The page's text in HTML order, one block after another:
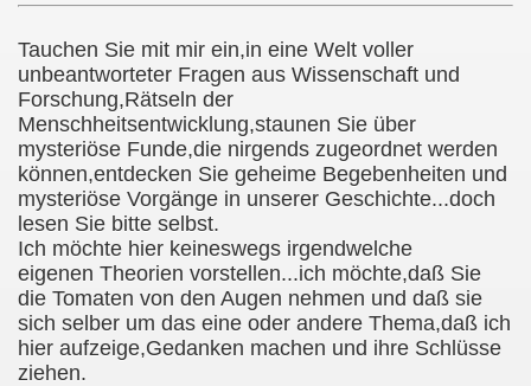
Tauchen Sie mit mir ein,in eine Welt voller
unbeantworteter Fragen aus Wissenschaft und
Forschung,Rätseln der
Menschheitsentwicklung,staunen Sie über
mysteriöse Funde,die nirgends zugeordnet werden
können,entdecken Sie geheime Begebenheiten und
mysteriöse Vorgänge in unserer Geschichte...doch
lesen Sie bitte selbst.
Ich möchte hier keineswegs irgendwelche
eigenen Theorien vorstellen...ich möchte,daß Sie
die Tomaten von den Augen nehmen und daß sie
sich selber um das eine oder andere Thema,daß ich
hier aufzeige,Gedanken machen und ihre Schlüsse
ziehen.